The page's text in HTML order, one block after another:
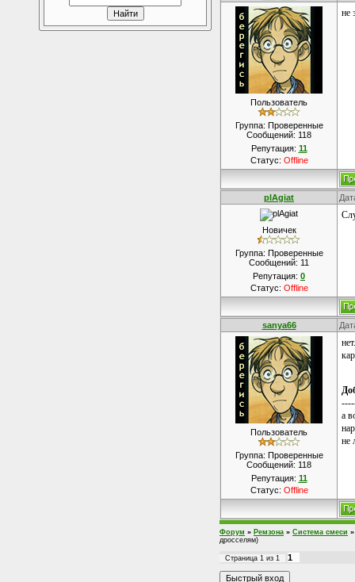
Пользователь
Группа: Проверенные
Сообщений: 118
Репутация: 11
Статус: Offline
не
plAgiat
Новичек
Группа: Проверенные
Сообщений: 11
Репутация: 0
Статус: Offline
sanya66
Пользователь
Группа: Проверенные
Сообщений: 118
Репутация: 11
Статус: Offline
а
не
Форум » Ремзона » Система смеси »
дросселям)
Страница 1 из 1 1